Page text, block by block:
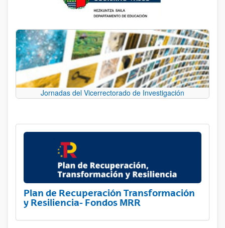
Jornadas del Vicerrectorado de Investigación
Plan de Recuperación Transformación
y Resiliencia- Fondos MRR